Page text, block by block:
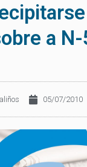
a
05/07/2010